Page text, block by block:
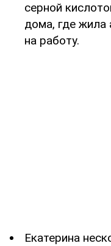
серной
дома, где жила
на работу.
Екатерина